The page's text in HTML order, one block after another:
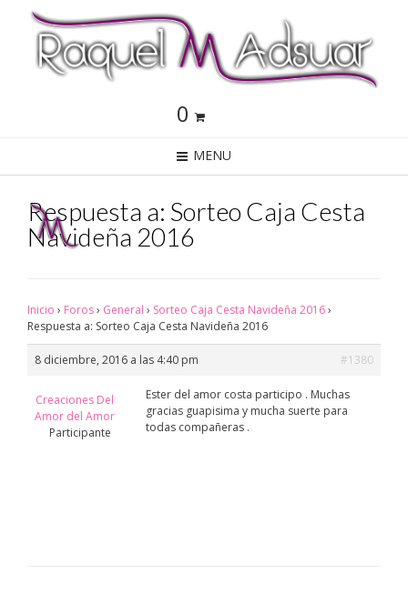
0
MENU
Respuesta a: Sorteo Caja Cesta
Navideña 2016
Inicio › Foros› General › Sorteo Caja Cesta Navideña 2016›
Respuesta a: Sorteo Caja Cesta Navideña 2016
8 diciembre, 2016 a las 4:40 pm #1380
Creaciones Del
Amor del Amor
Participante
Ester del amor costa participo . Muchas
gracias guapisima y mucha suerte para
todas compañeras .